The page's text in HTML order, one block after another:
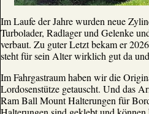
Im Laufe der Jahre wurden neue
Turbolader, Radlager und Gelenke
verbaut. Zu guter Letzt bekam er
steht für sein Alter wirklich gut da
Im Fahrgastraum haben wir die
Lordosenstütze getauscht. Und das
Ram Ball Mount Halterungen für